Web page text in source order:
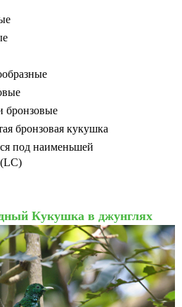
бронзовые
бронзовая кукушка
под наименьшей
Кукушка в джунглях